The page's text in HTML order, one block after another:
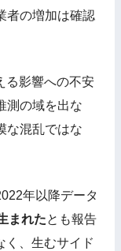
者の増加は確認
る影響への不安
測の域を出な
な混乱ではな
年以降データ
まれたとも報告
く、生むサイド